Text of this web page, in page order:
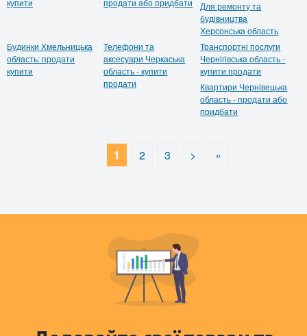
купити
продати або придбати
Для ремонту та
будівництва
Херсонська область
Будинки Хмельницька
область: продати
купити
Телефони та
аксесуари Черкаська
область - купити
продати
Транспортні послуги
Чернігівська область -
купити продати
Квартири Чернівецька
область - продати або
придбати
1 2 3 > »